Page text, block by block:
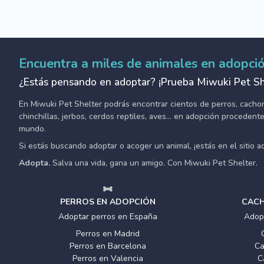
Encuentra a miles de animales en
¿Estás pensando en adoptar? ¡Prueba Miwuki Pet
En Miwuki Pet Shelter podrás encontrar cientos de perros,
chinchillas, jerbos, cerdos reptiles, aves... en adopción
mundo.
Si estás buscando adoptar o acoger un animal, ¡estás en el sitio
Adopta. Salva una vida, gana un amigo. Con Miwuki Pet Shelter.
PERROS EN ADOPCIÓN
Adoptar perros en España
Perros en Madrid
Perros en Barcelona
Perros en Valencia